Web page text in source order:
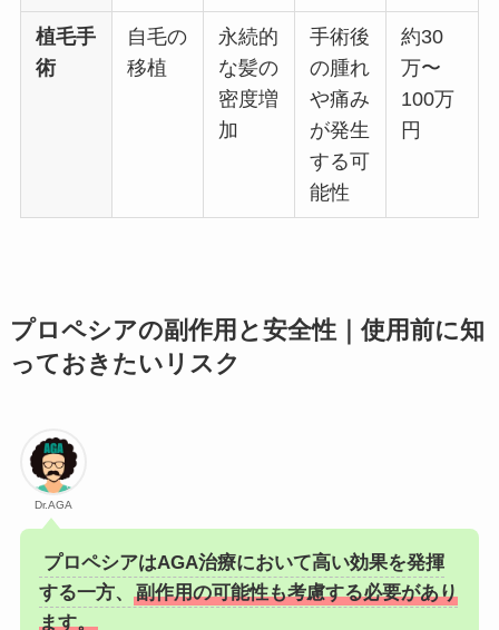
植毛手
術
自毛の
移植
永続的
な髪の
密度増
加
手術後
の腫れ
や痛み
が発生
する可
能性
約30
万〜
100万
円
プロペシアの副作用と安全性｜使用前に知
っておきたいリスク
Dr.AGA
プロペシアはAGA治療において高い効果を発揮
する一方、
副作用の可能性も考慮する必要があり
ます。